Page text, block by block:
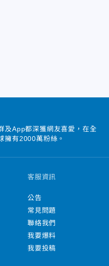
及App都深獲網友喜愛，在全
擁有2000萬粉絲。
客服資訊
公告
常見問題
聯絡我們
我要爆料
我要投稿